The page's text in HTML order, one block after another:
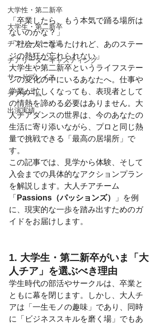
大学性・第二新卒
大学生・第二新卒
チアリーダー派遣
チアリーダーキャスティング
サードプレイス
チアチーム
出演実績
「卒業したら、もう本気で踊る場所は
ないのかな？」
「社会人になったけれど、あのステー
ジの熱狂が忘れられない」
大学生や第二新卒というライフステー
ジの変化の中にいるあなたへ。仕事や
学業が忙しくなっても、表現者として
の情熱を諦める必要はありません。大
人チアダンスの世界は、今のあなたの
生活に寄り添いながら、プロと同じ熱
量で挑戦できる「最高の居場所」で
す。
この記事では、見学から体験、そして
入会までの具体的なアクションプラン
を解説します。大人チアチーム
「 Passions（パッションズ）
」を例
に、現実的な一歩を踏み出すためのガ
イドをお届けします。
1. 大学生・第二新卒がいま「大
人チア」を選ぶべき理由
学生時代の部活やサークルは、卒業と
ともに幕を閉じます。しかし、大人チ
アは「一生モノの趣味」であり、同時
に「ビジネススキルを磨く場」でもあ